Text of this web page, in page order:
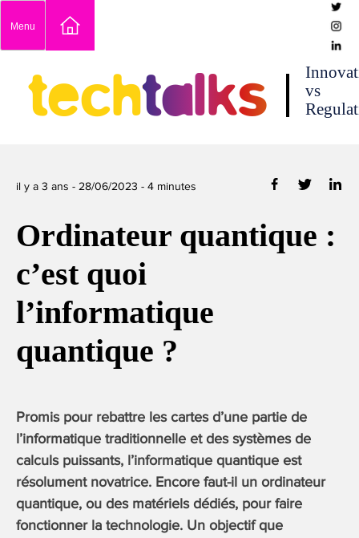
content
Menu
techtalks
vs
il y a 3 ans - 28/06/2023 - 4 minutes
Ordinateur quantique :
c’est quoi
l’informatique
quantique ?
Promis pour rebattre les cartes d’une partie de
l’informatique traditionnelle et des systèmes de
calculs puissants, l’informatique quantique est
résolument novatrice. Encore faut-il un ordinateur
quantique, ou des matériels dédiés, pour faire
fonctionner la technologie. Un objectif que